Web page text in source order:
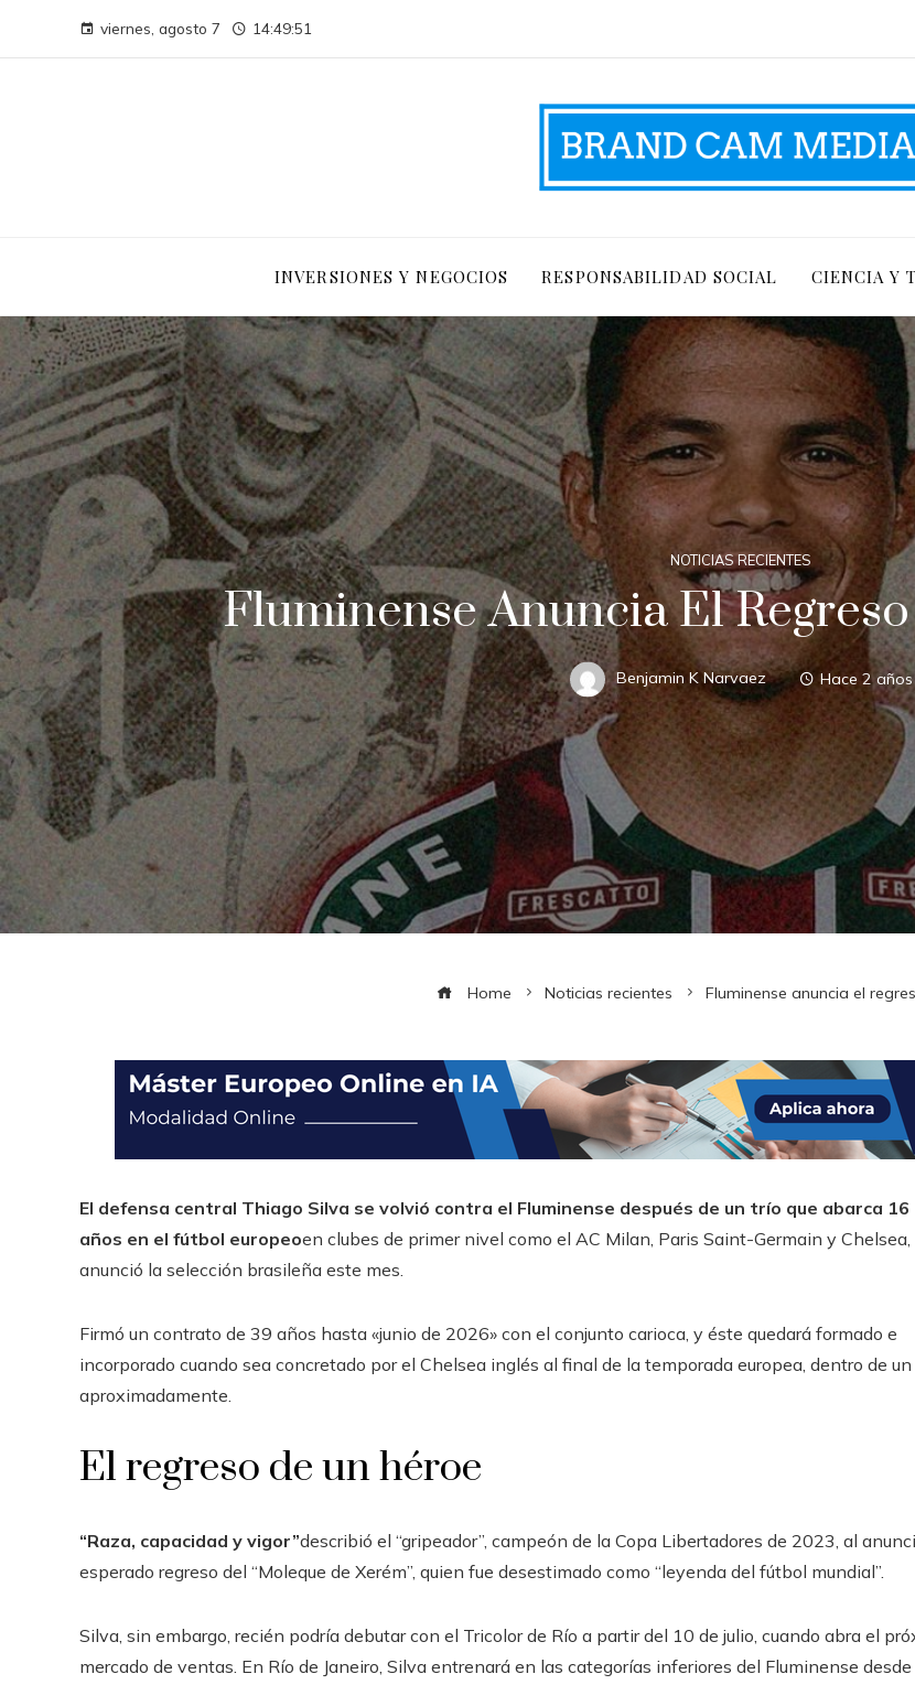
viernes, agosto 7 14:49:52
INVERSIONES Y NEGOCIOS RESPONSABILIDAD SOCIAL CIENCIA Y
NOTICIAS RECIENTES
Fluminense Anuncia El
Benjamin K Narvaez Hace 2 años
Home Noticias recientes Fluminense anuncia el
El defensa central Thiago Silva se volvió contra el Fluminense después de un trío que abarca 16
años en el fútbol europeoen clubes de primer nivel como el AC Milan, Paris Saint-Germain y Chelsea,
anunció la selección brasileña este mes.
Firmó un contrato de 39 años hasta «junio de 2026» con el conjunto carioca, y éste quedará formado e
incorporado cuando sea concretado por el Chelsea inglés al final de la temporada europea, dentro de un
aproximadamente.
El regreso de un héroe
“Raza, capacidad y vigor”describió el “gripeador”, campeón de la Copa Libertadores de 2023, al
esperado regreso del “Moleque de Xerém”, quien fue desestimado como “leyenda del fútbol mundial”.
Silva, sin embargo, recién podría debutar con el Tricolor de Río a partir del 10 de julio, cuando abra el
mercado de ventas. En Río de Janeiro, Silva entrenará en las categorías inferiores del Fluminense desde